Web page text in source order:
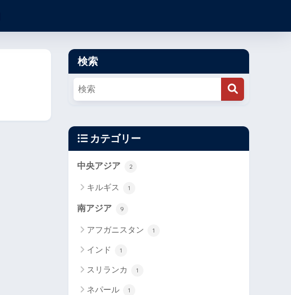
検索
カテゴリー
中央アジア 2
キルギス 1
南アジア 9
アフガニスタン 1
インド 1
スリランカ 1
ネパール 1